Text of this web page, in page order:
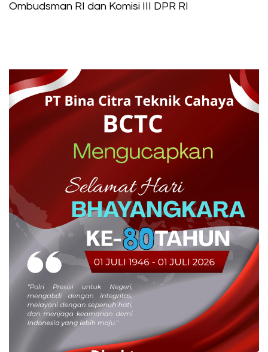
Ombudsman RI dan Komisi III DPR RI